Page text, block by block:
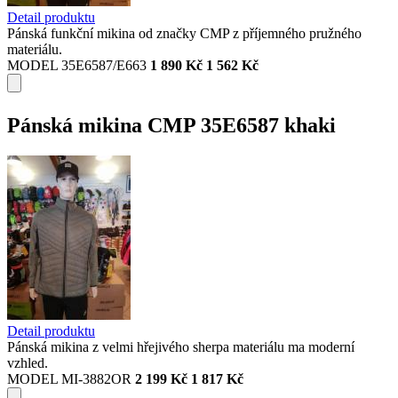
Detail produktu
Pánská funkční mikina od značky CMP z příjemného pružného
materiálu.
MODEL 35E6587/E663 1 890 Kč 1 562 Kč
Pánská mikina CMP 35E6587 khaki
Detail produktu
Pánská mikina z velmi hřejivého sherpa materiálu ma moderní
vzhled.
MODEL MI-3882OR 2 199 Kč 1 817 Kč